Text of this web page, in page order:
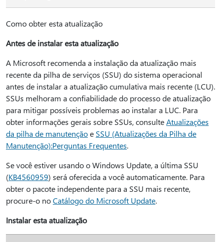
Como obter esta atualização
Antes de instalar esta atualização
A Microsoft recomenda a instalação da atualização mais
recente da pilha de serviços (SSU) do sistema operacional
antes de instalar a atualização cumulativa mais recente (LCU).
SSUs melhoram a confiabilidade do processo de atualização
para mitigar possíveis problemas ao instalar a LUC. Para
obter informações gerais sobre SSUs, consulteAtualizações
da pilha de manutençãoe SSU (Atualizações da Pilha de
Manutenção):Perguntas Frequentes.
Se você estiver usando o Windows Update, a última SSU
(KB4560959) será oferecida a você automaticamente. Para
obter o pacote independente para a SSU mais recente,
procure-o noCatálogo do Microsoft Update.
Instalar esta atualização